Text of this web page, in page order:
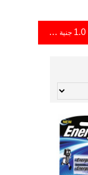
جنية إلى 135.0